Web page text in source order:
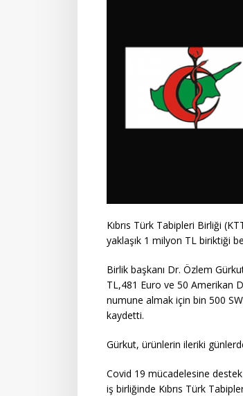
Kıbrıs Türk Tabipleri Birliği
yaklaşık 1 milyon TL biriktiği
Birlik başkanı Dr. Özlem
TL,481 Euro ve 50 Amerikan
numune almak için bin 500
kaydetti.
Gürkut, ürünlerin ileriki
Covid 19 mücadelesine
iş birliğinde Kıbrıs Türk